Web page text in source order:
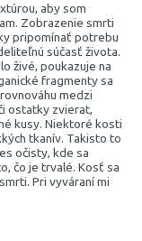
aby som
Zobrazenie smrti
pripomínať potrebu
súčasť života.
živé, poukazuje na
fragmenty sa
medzi
ostatky zvierat,
kusy. Niektoré kosti
tkanív. Takisto to
očisty, kde sa
čo je trvalé. Kosť sa
Pri vyváraní mi